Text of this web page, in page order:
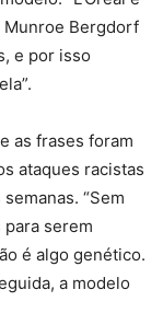
Munroe Bergdorf
e por isso
as frases foram
ataques racistas
“Sem
para serem
é algo genético.
a modelo